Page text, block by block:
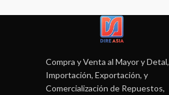
Compra y Venta al Mayor y Detal,
Importación, Exportación, y
Comercialización de Repuestos,